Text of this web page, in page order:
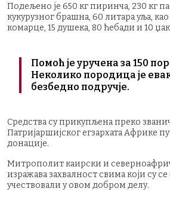
Подељено је 650 кг пиринча, 230 кг
кукурузног брашна, 60 литара уља,
комарце, 15 душека, 80 ћебади и 10
Помоћ је уручена за 150
Неколико породица је
безбедно подручје.
Средства су прикупљена преко
Патријаршијског егзархата Африке
донације.
Митрополит каирски и
изражава захвалност свима који су
учествовали у овом добром делу.